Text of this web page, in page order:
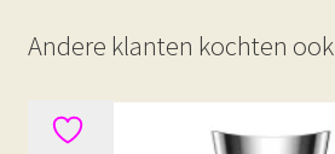
Andere klanten kochten ook